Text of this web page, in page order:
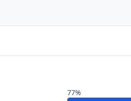
77%